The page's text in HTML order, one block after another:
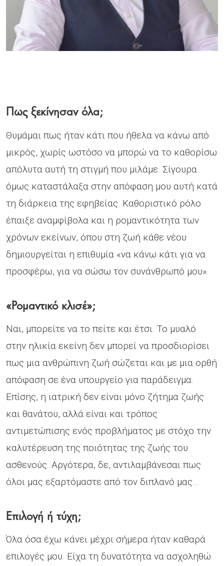
Πως ξεκίνησαν όλα;
Θυμάμαι πως ήταν κάτι που ήθελα να κάνω από
μικρός, χωρίς ωστόσο να μπορώ να το καθορίσω
απόλυτα αυτή τη στιγμή που μιλάμε. Σίγουρα
όμως καταστάλαξα στην απόφαση μου αυτή κατά
τη διάρκεια της εφηβείας. Καθοριστικό ρόλο
έπαιξε αναμφίβολα και η ρομαντικότητα των
χρόνων εκείνων, όπου στη ζωή κάθε νέου
δημιουργείται η επιθυμία «να κάνω κάτι για να
προσφέρω, για να σώσω τον συνάνθρωπό μου».
«Ρομαντικό κλισέ»;
Ναι, μπορείτε να το πείτε και έτσι. Το μυαλό
στην ηλικία εκείνη δεν μπορεί να προσδιορίσει
πως μια ανθρώπινη ζωή σώζεται και με μια ορθή
απόφαση σε ένα υπουργείο για παράδειγμα.
Επίσης, η ιατρική δεν είναι μόνο ζήτημα ζωής
και θανάτου, αλλά είναι και τρόπος
αντιμετώπισης ενός προβλήματος με στόχο την
καλυτέρευση της ποιότητας της ζωής του
ασθενούς. Αργότερα, δε, αντιλαμβάνεσαι πως
όλοι μας εξαρτόμαστε από τον διπλανό μας…
Επιλογή ή τύχη;
Όλα όσα έχω κάνει μέχρι σήμερα ήταν καθαρά
επιλογές μου. Είχα τη δυνατότητα να ασχοληθώ